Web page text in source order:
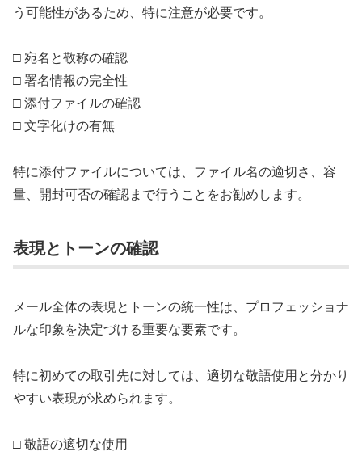
う可能性があるため、特に注意が必要です。
□ 宛名と敬称の確認
□ 署名情報の完全性
□ 添付ファイルの確認
□ 文字化けの有無
特に添付ファイルについては、ファイル名の適切さ、容
量、開封可否の確認まで行うことをお勧めします。
表現とトーンの確認
メール全体の表現とトーンの統一性は、プロフェッショナ
ルな印象を決定づける重要な要素です。
特に初めての取引先に対しては、適切な敬語使用と分かり
やすい表現が求められます。
□ 敬語の適切な使用